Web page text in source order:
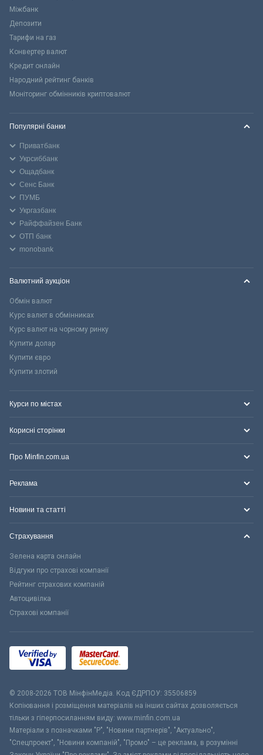
Міжбанк
Депозити
Тарифи на газ
Конвертер валют
Кредит онлайн
Народний рейтинг банків
Моніторинг обмінників криптовалют
Популярні банки
Приватбанк
Укрсиббанк
Ощадбанк
Сенс Банк
ПУМБ
Укргазбанк
Райффайзен Банк
ОТП банк
monobank
Валютний аукціон
Обмін валют
Курс валют в обмінниках
Курс валют на чорному ринку
Купити долар
Купити євро
Купити злотий
Курси по містах
Корисні сторінки
Про Minfin.com.ua
Реклама
Новини та статті
Страхування
Зелена карта онлайн
Відгуки про страхові компанії
Рейтинг страхових компаній
Автоцивілка
Страхові компанії
© 2008-2026 ТОВ МiнфiнМедiа. Код ЄДРПОУ: 35506859
Копіювання і розміщення матеріалів на інших сайтах дозволяється
тільки з гіперпосиланням виду: www.minfin.com.ua
Матеріали з позначками "Р", "Новини партнерів", "Актуально",
"Спецпроект", "Новини компаній", "Промо" – це реклама, в розумінні